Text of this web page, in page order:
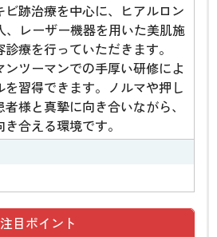
跡治療を中心に、ヒアルロン
、レーザー機器を用いた美肌施
療を行っていただきます。
ツーマンでの手厚い研修によ
を習得できます。ノルマや押し
様と真摯に向き合いながら、
合える環境です。
注目ポイント